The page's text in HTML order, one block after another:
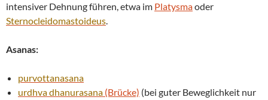
intensiver Dehnung führen, etwa im Platysmaoder
Sternocleidomastoideus.
Asanas:
purvottanasana
urdhvadhanurasana (Brücke) (bei guter Beweglichkeit nur